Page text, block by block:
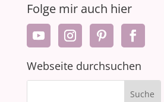
Folge mir auch hier
Webseite durchsuchen